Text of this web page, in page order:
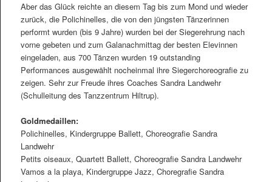
Aber das Glück reichte an diesem Tag bis zum Mond und wieder
zurück, die Polichinelles, die von den jüngsten Tänzerinnen
performt wurden (bis 9 Jahre) wurden bei der Siegerehrung nach
vorne gebeten und zum Galanachmittag der besten Elevinnen
eingeladen, aus 700 Tänzen wurden 19 outstanding
Performances ausgewählt nocheinmal ihre Siegerchoreograﬁe zu
zeigen. Sehr zur Freude ihres Coaches Sandra Landwehr
(Schulleitung des Tanzzentrum Hiltrup).
Goldmedaillen:
Polichinelles, Kindergruppe Ballett, Choreograﬁe Sandra
Landwehr
Petits oiseaux, Quartett Ballett, Choreograﬁe Sandra Landwehr
Vamos a la playa, Kindergruppe Jazz, Choregraﬁe Sandra